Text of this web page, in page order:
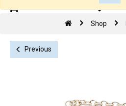
0
Shop
Previous